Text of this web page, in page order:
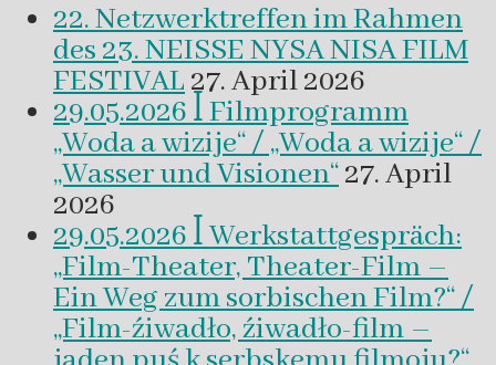
22. Netzwerktreffen im Rahmen
des 23. NEISSE NYSA NISA FILM
FESTIVAL27. April 2026
29.05.2026 ꟾ Filmprogramm
„Woda a wizije“ / „Woda a wizije“ /
„Wasser und Visionen“27. April
2026
29.05.2026 ꟾ Werkstattgespräch:
„Film-Theater, Theater-Film –
Ein Weg zum sorbischen Film?“ /
„Film-źiwadło, źiwadło-film –